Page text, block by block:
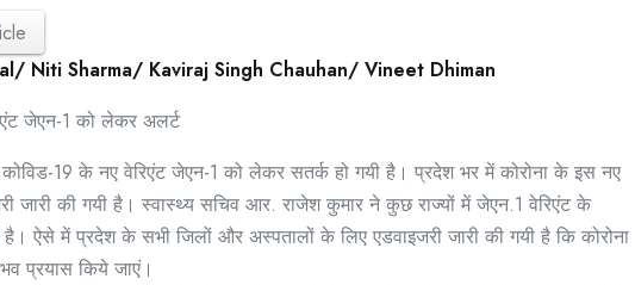
Niti Sharma/ Kaviraj Singh Chauhan/ Vineet Dhiman
जेएन-1 को लेकर अलर्ट
19 के नए वेरिएंट जेएन-1 को लेकर सतर्क हो गयी है। प्रदेश भर में कोरोना के इस नए
जारी की गयी है। स्वास्थ्य सचिव आर. राजेश कुमार ने कुछ राज्यों में जेएन.1 वेरिएंट के
है। ऐसे में प्रदेश के सभी जिलों और अस्पतालों के लिए एडवाइजरी जारी की गयी है कि कोरोना
प्रयास किये जाएं।